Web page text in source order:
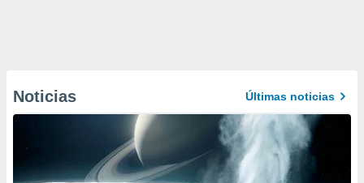
Noticias Últimas noticias